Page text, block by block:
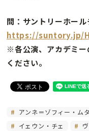
問：サントリーホー
https://suntory.jp/
※各公演、アカデミー
ください。
アンネ＝ゾフィー・ム
イェウン・チェ